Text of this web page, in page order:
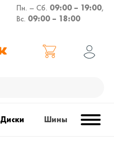
Пн. – Сб. 09:00 – 19:00,
Вс. 09:00 – 18:00
Диски Шины